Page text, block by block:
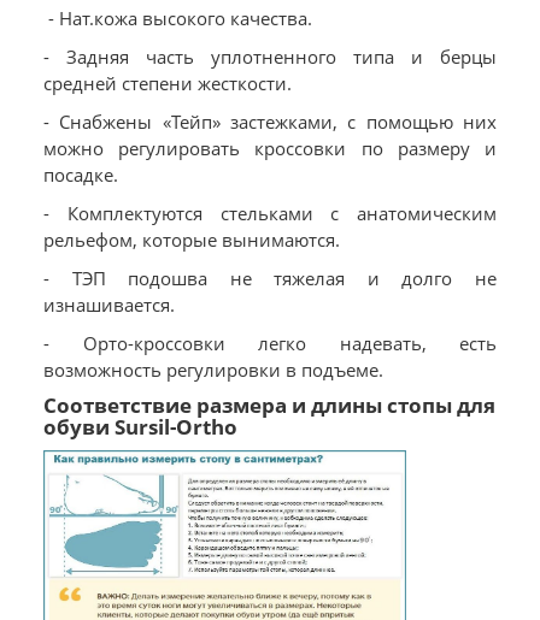
- Нат.кожа высокого качества.
- Задняя часть уплотненного типа и берцы
средней степени жесткости.
- Снабжены «Тейп» застежками, с помощью них
можно регулировать кроссовки по размеру и
посадке.
- Комплектуются стельками с анатомическим
рельефом, которые вынимаются.
- ТЭП подошва не тяжелая и долго не
изнашивается.
- Орто-кроссовки легко надевать, есть
возможность регулировки в подъеме.
Соответствие размера и длины стопы для
обуви Sursil-Ortho